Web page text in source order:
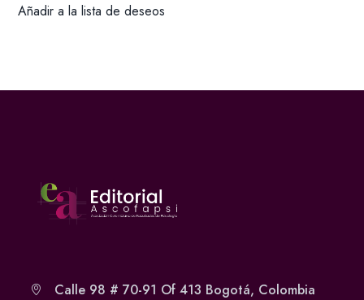
Añadir a la lista de deseos
Calle 98 # 70-91 Of 413 Bogotá, Colombia